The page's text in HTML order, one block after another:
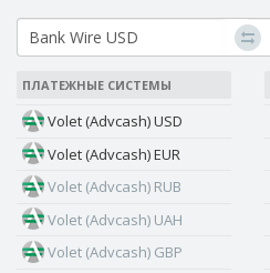
ПЛАТЕЖНЫЕ СИСТЕМЫ
Volet (Advcash) USD
Volet (Advcash) EUR
Volet (Advcash) RUB
Volet (Advcash) UAH
Volet (Advcash) GBP